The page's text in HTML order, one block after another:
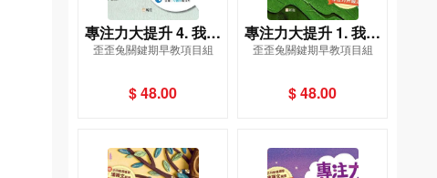
專注力大提升 4. 我能
一心二用 (主題：分散
歪歪兔關鍵期早教項目組
$ 48.00
專注力大提升 1. 我能
堅持到底 (主題：持續
歪歪兔關鍵期早教項目組
$ 48.00